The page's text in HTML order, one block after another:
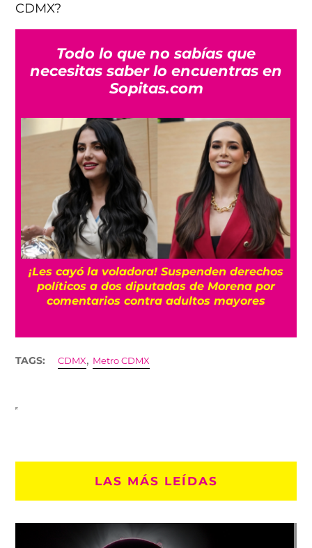
CDMX?
Todo lo que no sabías que
necesitas saber lo encuentras en
Sopitas.com
“Es horrible”: El cáncer de próstata de Joe
Biden se ha extendido, según su hijo Hunter
TAGS: CDMX, Metro CDMX
LAS MÁS LEÍDAS